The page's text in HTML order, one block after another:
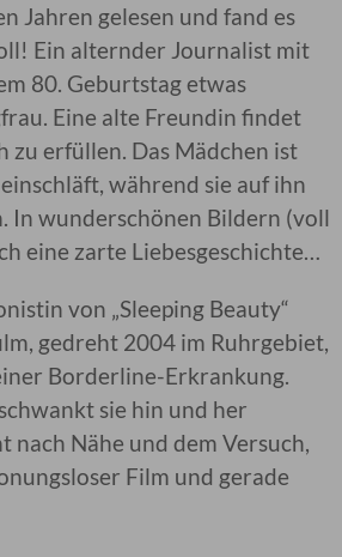
Jahren gelesen und fand es
Ein alternder Journalist mit
80. Geburtstag etwas
Eine alte Freundin findet
zu erfüllen. Das Mädchen ist
während sie auf ihn
In wunderschönen Bildern (voll
eine zarte Liebesgeschichte…
von „Sleeping Beauty“
gedreht 2004 im Ruhrgebiet,
Borderline-Erkrankung.
sie hin und her
nach Nähe und dem Versuch,
Film und gerade